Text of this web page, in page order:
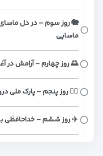
🐘 روز سوم – در دل ماسای
ماسایی
🌅 روز چهارم – آرامش در
🚴‍♂️ روز پنجم – پارک ملی
✈️ روز ششم – خداحافظی با